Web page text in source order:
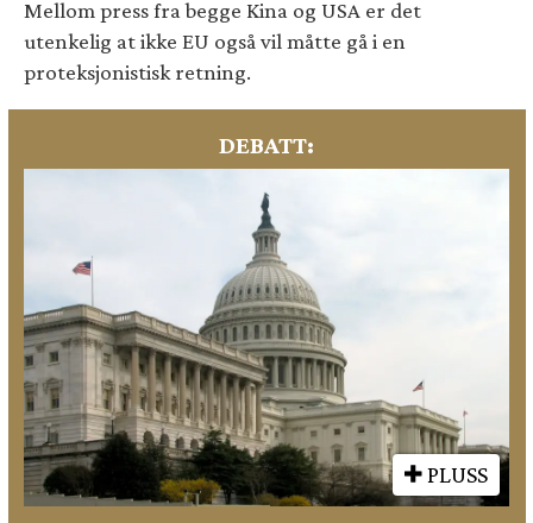
Mellom press fra begge Kina og USA er det
utenkelig at ikke EU også vil måtte gå i en
proteksjonistisk retning.
DEBATT:
PLUSS